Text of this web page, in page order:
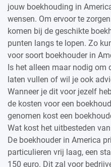
jouw boekhouding in
wensen. Om ervoor te
komen bij de geschikte
punten langs te lopen. Zo
voor soort boekhouder in
Is het alleen maar nodig
laten vullen of wil je ook
Wanneer je dit voor jezelf
de kosten voor een
genomen kost een
Wat kost het uitbesteden
De boekhouder in America
particulieren vrij laag, een
150 euro. Dit zal voor